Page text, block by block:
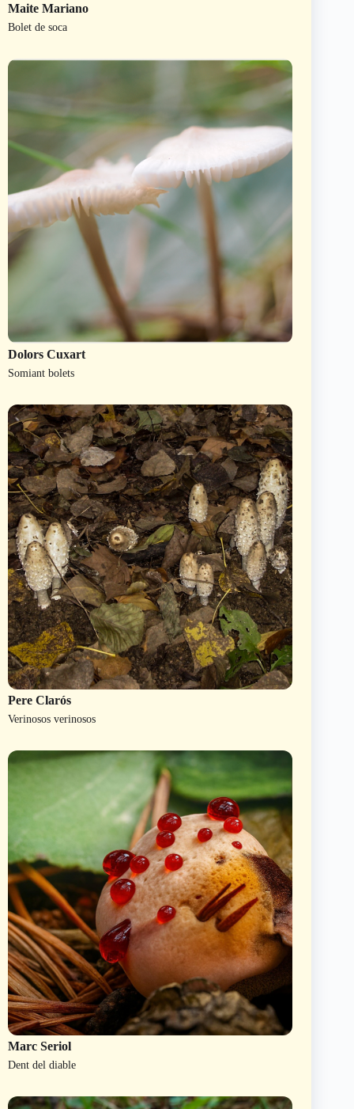
Maite Mariano
Bolet de soca
Dolors Cuxart
Somiant bolets
Pere Clarós
Verinosos verinosos
Marc Seriol
Dent del diable